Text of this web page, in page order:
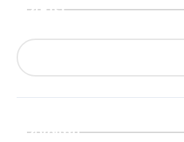
l
i
Etsi
Valittu